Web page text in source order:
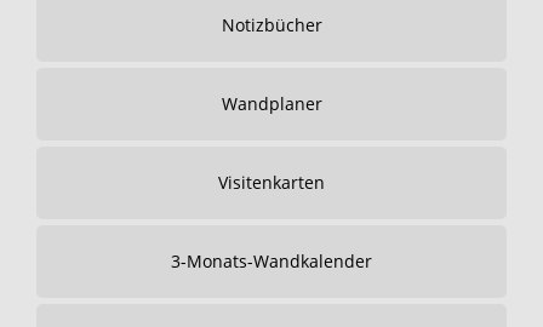
Notizbücher
Wandplaner
Visitenkarten
3-Monats-Wandkalender